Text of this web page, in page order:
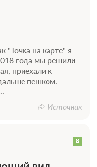
"Точка на карте" я
года мы решили
приехали к
пешком.
Источник
8